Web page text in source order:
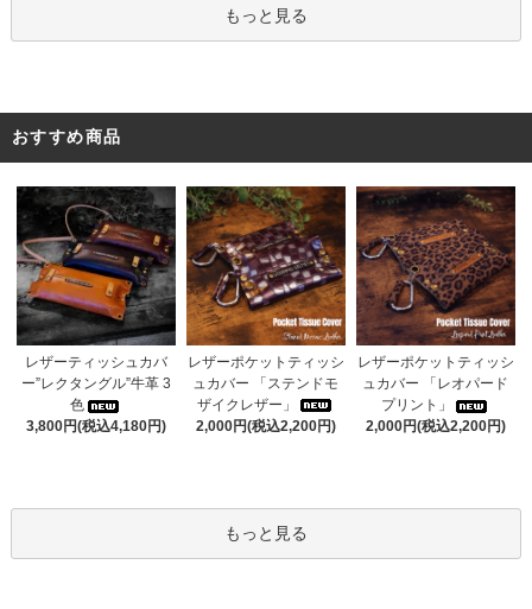
もっと見る
おすすめ商品
レザーティッシュカバ
ー”レクタングル”牛革 3
色
3,800円(税込4,180円)
レザーポケットティッシ
ュカバー 「ステンドモ
ザイクレザー」
2,000円(税込2,200円)
レザーポケットティッシ
ュカバー 「レオパード
プリント」
2,000円(税込2,200円)
もっと見る